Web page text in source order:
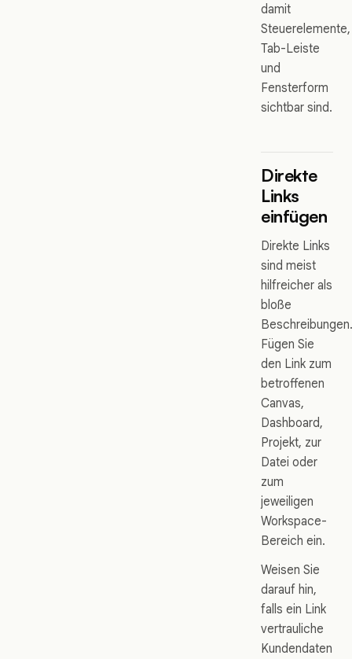
damit
Steuerelemente,
Tab-Leiste
und
Fensterform
sichtbar sind.
Direkte
Links
einfügen
Direkte Links
sind meist
hilfreicher als
bloße
Beschreibungen.
Fügen Sie
den Link zum
betroffenen
Canvas,
Dashboard,
Projekt, zur
Datei oder
zum
jeweiligen
Workspace-
Bereich ein.
Weisen Sie
darauf hin,
falls ein Link
vertrauliche
Kundendaten